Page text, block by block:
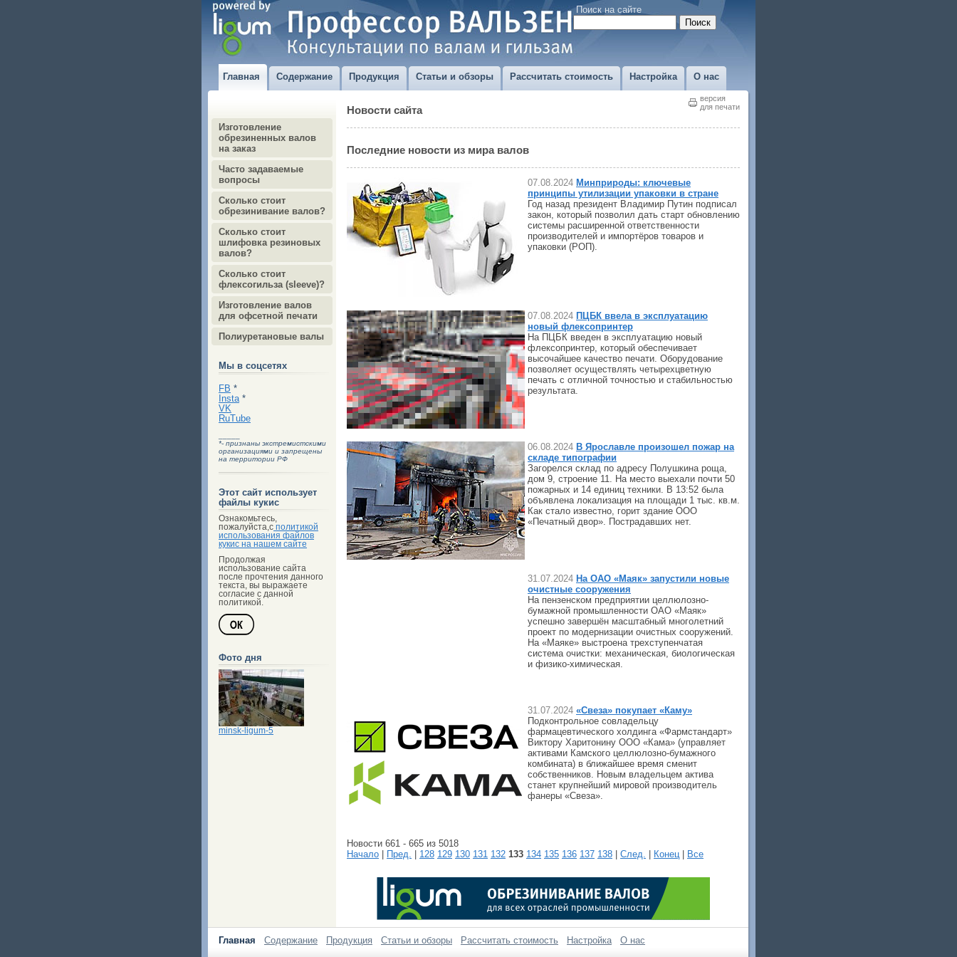
Поиск на сайте
Главная Содержание Продукция Статьи и обзоры Рассчитать стоимость Настройка О нас
Изготовление
обрезиненных валов
на заказ
Часто задаваемые
вопросы
Сколько стоит
обрезинивание валов?
Сколько стоит
шлифовка резиновых
валов?
Сколько стоит
флексогильза (sleeve)?
Изготовление валов
для офсетной печати
Полиуретановые валы
Мы в соцсетях
FB *
Insta *
VK
RuTube
*- признаны экстремистскими
организациями и запрещены
на территории РФ
Этот сайт использует
файлы кукис
Ознакомьтесь,
пожалуйста,с политикой
использования файлов
кукис на нашем сайте
Продолжая
использование сайта
после прочтения данного
текста, вы выражаете
согласие с данной
политикой.
Фото дня
minsk-ligum-5
версия
для печати
Новости сайта
Последние новости из мира валов
07.08.2024 Минприроды: ключевые
принципы утилизации упаковки в стране
Год назад президент Владимир Путин подписал
закон, который позволил дать старт обновлению
системы расширенной ответственности
производителей и импортёров товаров и
упаковки (РОП).
07.08.2024 ПЦБК ввела в эксплуатацию
новый флексопринтер
На ПЦБК введен в эксплуатацию новый
флексопринтер, который обеспечивает
высочайшее качество печати. Оборудование
позволяет осуществлять четырехцветную
печать с отличной точностью и стабильностью
результата.
06.08.2024 В Ярославле произошел пожар на
складе типографии
Загорелся склад по адресу Полушкина роща,
дом 9, строение 11. На место выехали почти 50
пожарных и 14 единиц техники. В 13:52 была
объявлена локализация на площади 1 тыс. кв.м.
Как стало известно, горит здание ООО
«Печатный двор». Пострадавших нет.
31.07.2024 На ОАО «Маяк» запустили новые
очистные сооружения
На пензенском предприятии целлюлозно-
бумажной промышленности ОАО «Маяк»
успешно завершён масштабный многолетний
проект по модернизации очистных сооружений.
На «Маяке» выстроена трехступенчатая
система очистки: механическая, биологическая
и физико-химическая.
31.07.2024 «Свеза» покупает «Каму»
Подконтрольное совладельцу
фармацевтического холдинга «Фармстандарт»
Виктору Харитонину ООО «Кама» (управляет
активами Камского целлюлозно-бумажного
комбината) в ближайшее время сменит
собственников. Новым владельцем актива
станет крупнейший мировой производитель
фанеры «Свеза».
Новости 661 - 665 из 5018
Начало
Пред. 128 129 130 131 132 133 134 135 136 137 138 След. Конец Все
Главная Содержание Продукция Статьи и обзоры Рассчитать стоимость Настройка О нас